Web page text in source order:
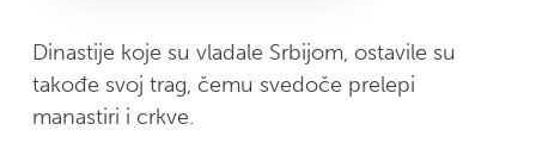
Dinastije koje su vladale Srbijom, ostavile su
takođe svoj trag, čemu svedoče prelepi
manastiri i crkve.